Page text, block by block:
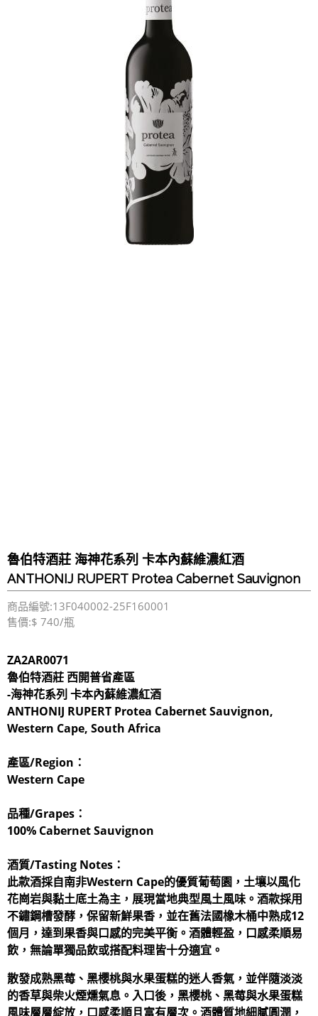
魯伯特酒莊 海神花系列 卡本內蘇維濃紅酒
ANTHONIJ RUPERT Protea Cabernet Sauvignon
商品編號:13F040002-25F160001
售價:$ 740/瓶
ZA2AR0071
魯伯特酒莊 西開普省產區
-海神花系列 卡本內蘇維濃紅酒
ANTHONIJ RUPERT Protea Cabernet Sauvignon,
Western Cape, South Africa
產區/Region：
Western Cape
品種/Grapes：
100% Cabernet Sauvignon
酒質/Tasting Notes：
此款酒採自南非Western Cape的優質葡萄園，土壤以風化
花崗岩與黏土底土為主，展現當地典型風土風味。酒款採用
不鏽鋼槽發酵，保留新鮮果香，並在舊法國橡木桶中熟成12
個月，達到果香與口感的完美平衡。酒體輕盈，口感柔順易
飲，無論單獨品飲或搭配料理皆十分適宜。
散發成熟黑莓、黑櫻桃與水果蛋糕的迷人香氣，並伴隨淡淡
的香草與柴火煙燻氣息。入口後，黑櫻桃、黑莓與水果蛋糕
風味層層綻放，口感柔順且富有層次。酒體質地細膩圓潤，